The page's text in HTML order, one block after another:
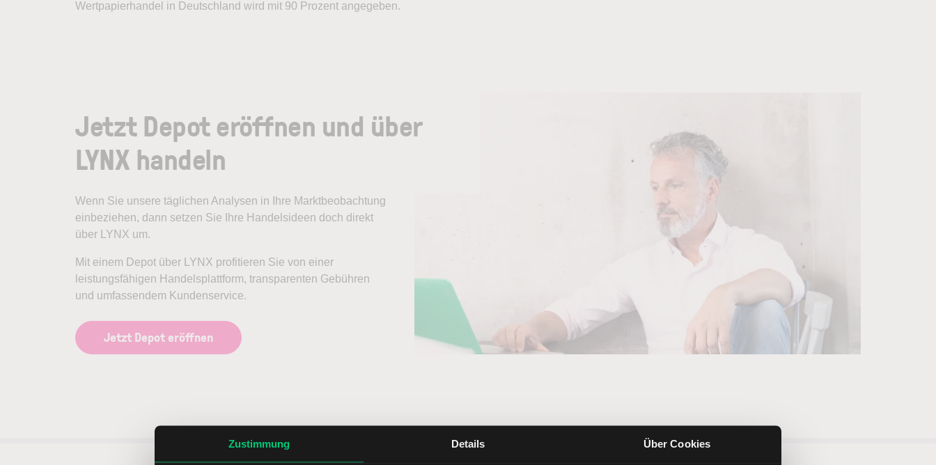
Zustimmung Details Über Cookies
Wertpapierhandel in Deutschland wird mit 90 Prozent angegeben.
Jetzt Depot eröffnen und über
LYNX handeln
Wenn Sie unsere täglichen Analysen in Ihre Marktbeobachtung
einbeziehen, dann setzen Sie Ihre Handelsideen doch direkt
über LYNX um.
Mit einem Depot über LYNX profitieren Sie von einer
leistungsfähigen Handelsplattform, transparenten Gebühren
und umfassendem Kundenservice.
Jetzt Depot eröffnen